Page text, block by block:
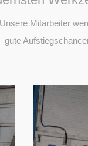
Unsere Mitarbeiter
gute